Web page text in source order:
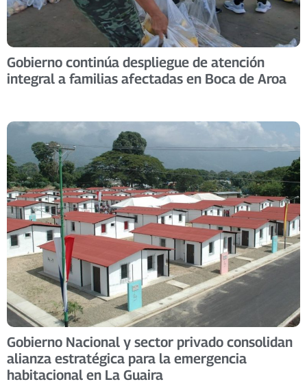
Gobierno continúa despliegue de atención
integral a familias afectadas en Boca de Aroa
Gobierno Nacional y sector privado consolidan
alianza estratégica para la emergencia
habitacional en La Guaira